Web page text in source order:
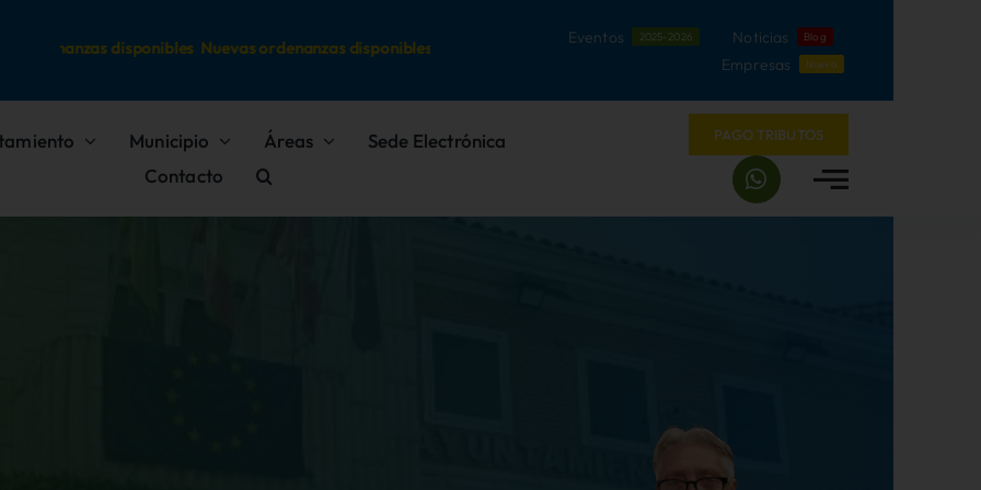
disponibles Nuevas ordenanzas disponibles Eventos 2025-2026 Noticias Blog
Empresas Nuevo
Municipio Áreas
Sede Electrónica
Contacto
PAGO TRIBUTOS